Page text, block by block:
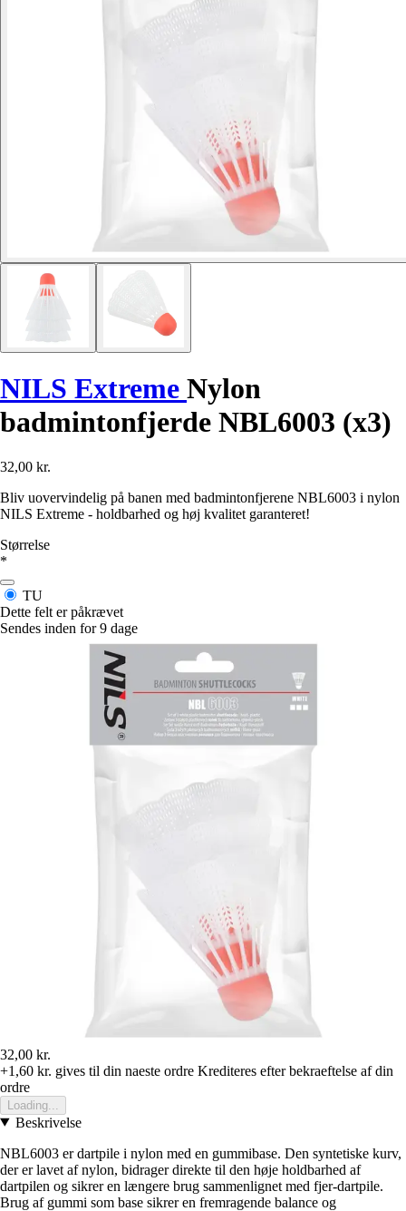
NILS Extreme Nylon
badmintonfjerde NBL6003 (x3)
32,00 kr.
Bliv uovervindelig på banen med badmintonfjerene NBL6003 i nylon
NILS Extreme - holdbarhed og høj kvalitet garanteret!
Størrelse
*
TU
Dette felt er påkrævet
Sendes inden for 9 dage
32,00 kr.
+1,60 kr. gives til din naeste ordre Krediteres efter bekraeftelse af din
ordre
Loading...
Beskrivelse
NBL6003 er dartpile i nylon med en gummibase. Den syntetiske kurv,
der er lavet af nylon, bidrager direkte til den høje holdbarhed af
dartpilen og sikrer en længere brug sammenlignet med fjer-dartpile.
Brug af gummi som base sikrer en fremragende balance og